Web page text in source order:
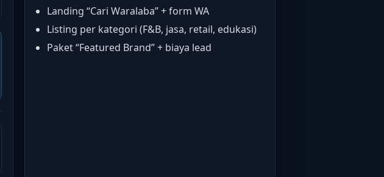
Landing “Cari Waralaba” + form WA
Listing per kategori (F&B, jasa, retail, edukasi)
Paket “Featured Brand” + biaya lead